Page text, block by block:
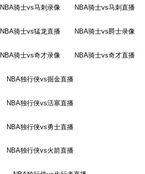
NBA骑士vs马刺录像 NBA骑士vs马刺直播
NBA骑士vs猛龙直播 NBA骑士vs爵士录像
NBA骑士vs奇才录像 NBA骑士vs奇才直播
NBA独行侠vs掘金直播
NBA独行侠vs活塞直播
NBA独行侠vs勇士直播
NBA独行侠vs火箭直播